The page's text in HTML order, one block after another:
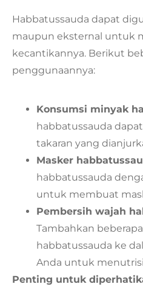
Habbatussauda dapat
maupun eksternal untuk
kecantikannya. Berikut
penggunaannya:
Konsumsi minyak
habbatussauda
takaran yang
Masker
habbatussauda
untuk membuat
Pembersih wajah
Tambahkan
habbatussauda ke
Anda untuk
Penting untuk